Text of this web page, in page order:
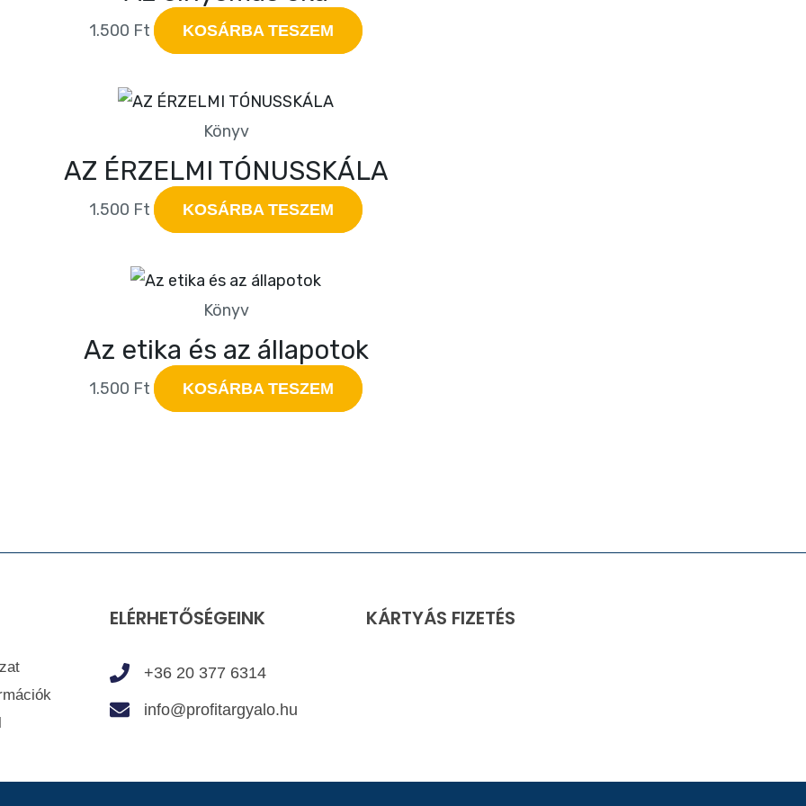
1.500 Ft KOSÁRBA TESZEM
Könyv
AZ ÉRZELMI TÓNUSSKÁLA
1.500 Ft KOSÁRBA TESZEM
Könyv
Az etika és az állapotok
1.500 Ft KOSÁRBA TESZEM
ELÉRHETŐSÉGEINK
+36 20 377 6314
info@profitargyalo.hu
KÁRTYÁS FIZETÉS